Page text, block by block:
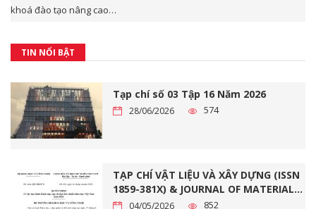
khoá đào tạo nâng cao…
TIN NỔI BẬT
Tạp chí số 03 Tập 16 Năm 2026
28/06/2026 574
TẠP CHÍ VẬT LIỆU VÀ XÂY DỰNG (ISSN
1859-381X) & JOURNAL OF MATERIALS
AND CONSTRUCTION (ISSN 2734-9438)
04/05/2026 852